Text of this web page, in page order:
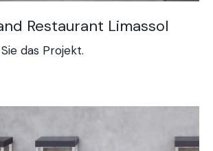
Restaurant Limassol
das Projekt.